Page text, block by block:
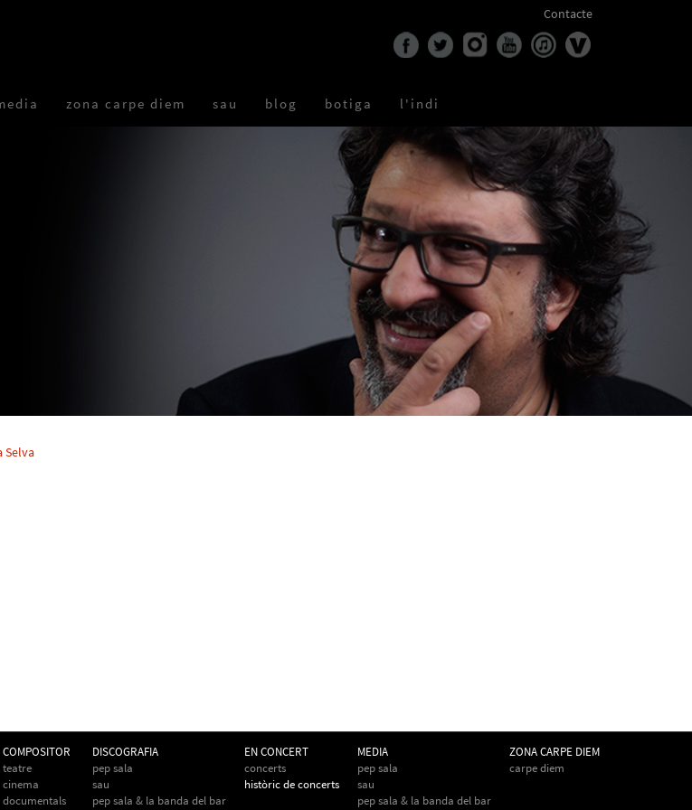
Contacte
zona carpe diem sau blog botiga l'indi
Selva
COMPOSITOR
teatre
cinema
documentals
DISCOGRAFIA
pep sala
sau
pep sala & la banda del bar
EN CONCERT
concerts
històric de concerts
MEDIA
pep sala
sau
pep sala & la banda del bar
ZONA CARPE DIEM
carpe diem